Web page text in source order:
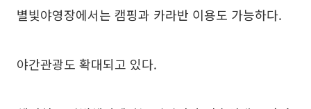
별빛야영장에서는 캠핑과 카라반 이용도 가능하다.
야간관광도 확대되고 있다.